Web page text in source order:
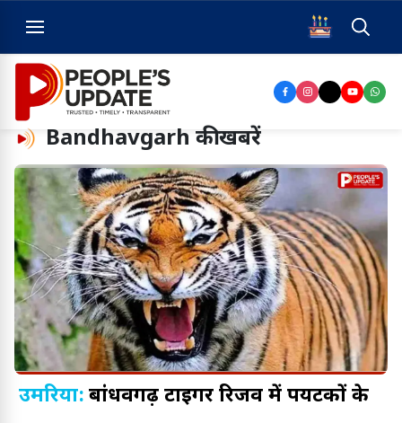
Bandhavgarh की खबरें
उमरिया: बांधवगढ़ टाइगर रिजर्व में पर्यटकों के